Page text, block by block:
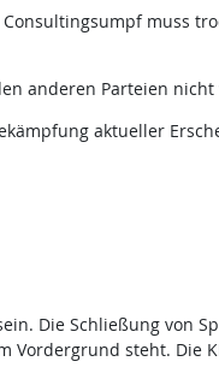
muss
anderen Parteien
aktueller
Die Schließung von
Vordergrund steht. Die